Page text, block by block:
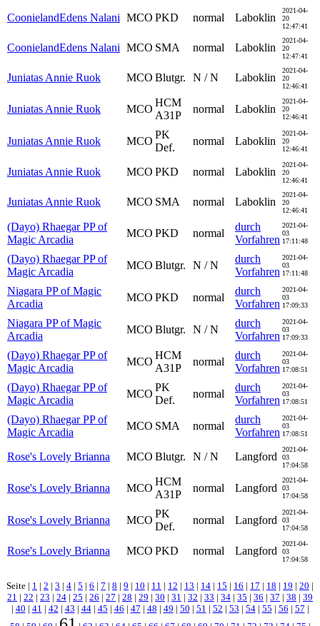
CoonielandEdens Nalani MCO PKD normal Laboklin
2021-04-
20
12:47:41
CoonielandEdens Nalani MCO SMA normal Laboklin
2021-04-
20
12:47:41
Juniatas Annie Ruok MCO Blutgr. N / N Laboklin
2021-04-
20
12:46:41
Juniatas Annie Ruok MCO
HCM
A31P
normal Laboklin
2021-04-
20
12:46:41
Juniatas Annie Ruok MCO
PK
Def.
normal Laboklin
2021-04-
20
12:46:41
Juniatas Annie Ruok MCO PKD normal Laboklin
2021-04-
20
12:46:41
Juniatas Annie Ruok MCO SMA normal Laboklin
2021-04-
20
12:46:41
(Dayo) Rhaegar PP of
Magic Arcadia
MCO PKD normal
durch
Vorfahren
2021-04-
03
17:11:48
(Dayo) Rhaegar PP of
Magic Arcadia
MCO Blutgr. N / N
durch
Vorfahren
2021-04-
03
17:11:48
Niagara PP of Magic
Arcadia
MCO PKD normal
durch
Vorfahren
2021-04-
03
17:09:33
Niagara PP of Magic
Arcadia
MCO Blutgr. N / N
durch
Vorfahren
2021-04-
03
17:09:33
(Dayo) Rhaegar PP of
Magic Arcadia
MCO
HCM
A31P
normal
durch
Vorfahren
2021-04-
03
17:08:51
(Dayo) Rhaegar PP of
Magic Arcadia
MCO
PK
Def.
normal
durch
Vorfahren
2021-04-
03
17:08:51
(Dayo) Rhaegar PP of
Magic Arcadia
MCO SMA normal
durch
Vorfahren
2021-04-
03
17:08:51
Rose's Lovely Brianna MCO Blutgr. N / N Langford
2021-04-
03
17:04:58
Rose's Lovely Brianna MCO
HCM
A31P
normal Langford
2021-04-
03
17:04:58
Rose's Lovely Brianna MCO
PK
Def.
normal Langford
2021-04-
03
17:04:58
Rose's Lovely Brianna MCO PKD normal Langford
2021-04-
03
17:04:58
Seite | 1 | 2 | 3 | 4 | 5 | 6 | 7 | 8 | 9 | 10 | 11 | 12 | 13 | 14 | 15 | 16 | 17 | 18 | 19 | 20 |
21 | 22 | 23 | 24 | 25 | 26 | 27 | 28 | 29 | 30 | 31 | 32 | 33 | 34 | 35 | 36 | 37 | 38 | 39
| 40 | 41 | 42 | 43 | 44| 45 | 46 | 47 | 48 | 49 | 50 | 51 | 52 | 53 | 54| 55 | 56 | 57 |